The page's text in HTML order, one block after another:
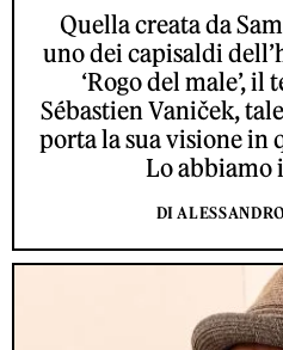
Quella creata da
uno dei capisaldi
‘Rogo del male’, il
Sébastien Vaniček,
porta la sua visione in
Lo abbiamo
DI